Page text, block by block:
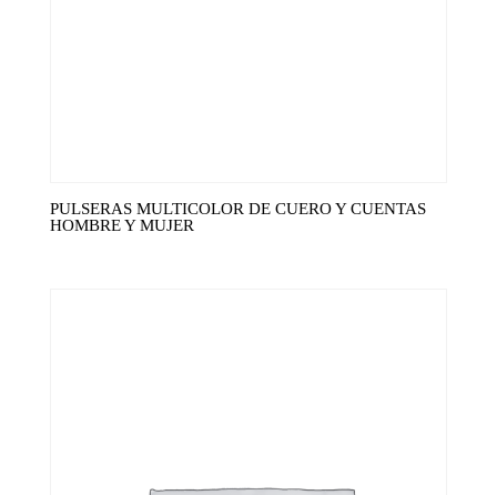
PULSERAS MULTICOLOR DE CUERO Y CUENTAS
HOMBRE Y MUJER